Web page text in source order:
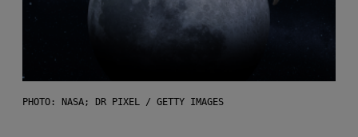
PHOTO: NASA; DR PIXEL / GETTY IMAGES